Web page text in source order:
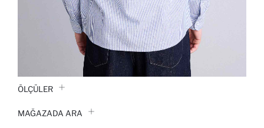
ÖLÇÜLER
MAĞAZADA ARA